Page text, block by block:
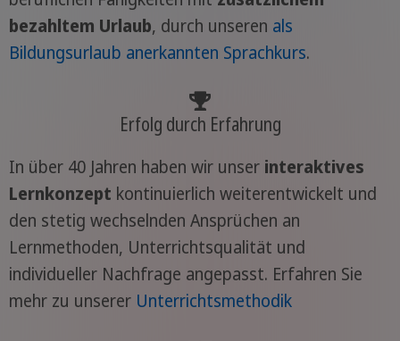
bezahltem Urlaub, durch unseren als
Bildungsurlaub anerkannten Sprachkurs.
Erfolg durch Erfahrung
In über 40 Jahren haben wir unser interaktives
Lernkonzept kontinuierlich weiterentwickelt und
den stetig wechselnden Ansprüchen an
Lernmethoden, Unterrichtsqualität und
individueller Nachfrage angepasst. Erfahren Sie
mehr zu unserer Unterrichtsmethodik